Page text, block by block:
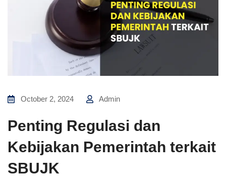
October 2, 2024 Admin
Penting Regulasi dan
Kebijakan Pemerintah terkait
SBUJK